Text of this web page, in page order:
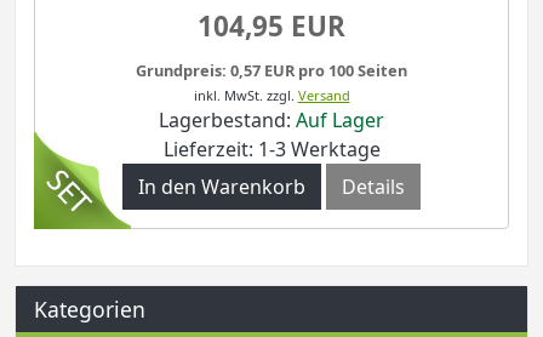
104,95 EUR
Grundpreis: 0,57 EUR pro 100 Seiten
inkl. MwSt. zzgl. Versand
Lagerbestand: Auf Lager
Lieferzeit: 1-3 Werktage
In den Warenkorb
Details
Kategorien